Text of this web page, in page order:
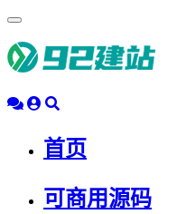
动
导
首页
可商用源码